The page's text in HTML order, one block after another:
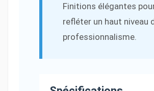
Finitions élégantes
refléter un haut niveau
professionnalisme.